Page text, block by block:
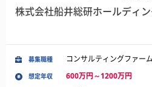
株式会社船井総研ホールディン
募集職種 コンサルティングファー
想定年収 600万円～1200万円